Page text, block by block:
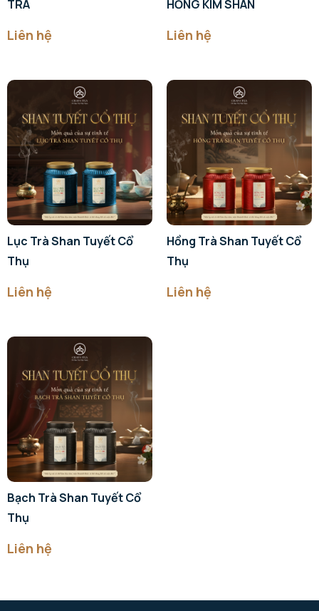
TRÀ
Liên hệ
HỒNG KIM SHAN
Liên hệ
Lục Trà Shan Tuyết Cổ
Thụ
Liên hệ
Hồng Trà Shan Tuyết Cổ
Thụ
Liên hệ
Bạch Trà Shan Tuyết Cổ
Thụ
Liên hệ